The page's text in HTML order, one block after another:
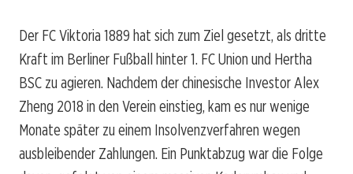
Der FC Viktoria 1889 hat sich zum Ziel gesetzt, als dritte
Kraft im Berliner Fußball hinter 1. FC Union und Hertha
BSC zu agieren. Nachdem der chinesische Investor Alex
Zheng 2018 in den Verein einstieg, kam es nur wenige
Monate später zu einem Insolvenzverfahren wegen
ausbleibender Zahlungen. Ein Punktabzug war die Folge